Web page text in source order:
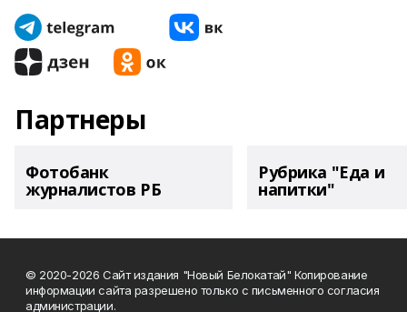
Партнеры
Фотобанк
журналистов РБ
Рубрика "Еда и
напитки"
© 2020-2026 Сайт издания "Новый Белокатай" Копирование
информации сайта разрешено только с письменного согласия
администрации.